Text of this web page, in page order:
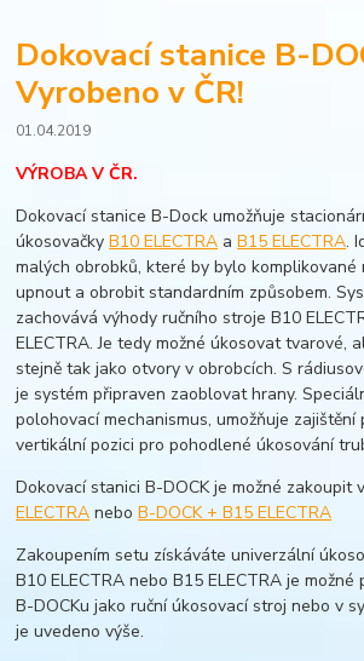
Dokovací stanice B-
Vyrobeno v ČR!
01.04.2019
VÝROBA V ČR.
Dokovací stanice B-Dock umožňuje
úkosovačkyB10 ELECTRA aB15 ELECTRA.
malých obrobků, které by bylo komplikované
upnout a obrobit standardním způsobem.
zachovává výhody ručního stroje B10
ELECTRA. Je tedy možné úkosovat tvarové,
stejně tak jako otvory v obrobcích. S
je systém připraven zaoblovat hrany.
polohovací mechanismus, umožňuje
vertikální pozici pro pohodlené úkosování
Dokovací stanici B-DOCK je možné zakoupit
ELECTRA neboB-DOCK + B15 ELECTRA
Zakoupením setu získáváte univerzální
B10 ELECTRA nebo B15 ELECTRA je
B-DOCKu jako ruční úkosovací stroj nebo v
je uvedeno výše.